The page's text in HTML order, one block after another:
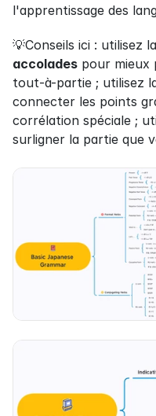
l'apprentissage des
💡Conseils ici : utilisez
accolades pour mieux
tout-à-partie ; utilisez
connecter les points
corrélation spéciale ;
surligner la partie que